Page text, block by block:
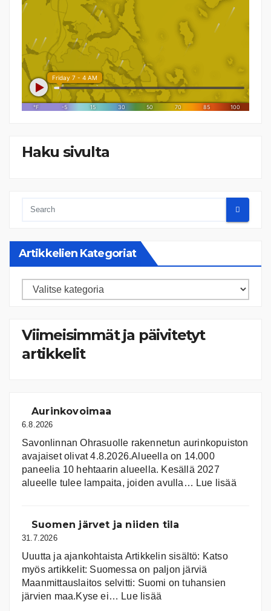
Haku sivulta
Artikkelien Kategoriat
Artikkelien
Viimeisimmät ja päivitetyt
artikkelit
Aurinkovoimaa
6.8.2026
Savonlinnan Ohrasuolle rakennetun aurinkopuiston
avajaiset olivat 4.8.2026.Alueella on 14.000
paneelia 10 hehtaarin alueella. Kesällä 2027
alueelle tulee lampaita, joiden avulla… Lue lisää:
Suomen järvet ja niiden tila
31.7.2026
Uuutta ja ajankohtaista Artikkelin sisältö: Katso
myös artikkelit: Suomessa on pal­jon jär­viä
Maanmittauslaitos selvitti: Suomi on tuhansien
järvien maa.Kyse ei… Lue lisää